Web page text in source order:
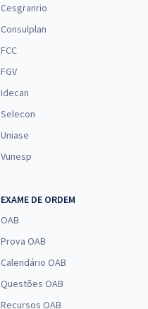
Cesgranrio
Consulplan
FCC
FGV
Idecan
Selecon
Uniase
Vunesp
EXAME DE ORDEM
OAB
Prova OAB
Calendário OAB
Questões OAB
Recursos OAB